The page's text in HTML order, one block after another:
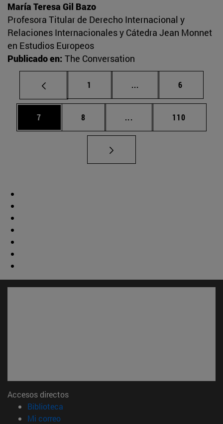
María Teresa Gil Bazo
Profesora Titular de Derecho Internacional y
Relaciones Internacionales y Cátedra Jean Monnet
en Estudios Europeos
Publicado en: The Conversation
Página
1 ... Páginas intermedias
Página
6
Página
7 Página
8 ... Páginas intermedias
Página
110
Accesos directos
Biblioteca
Mi correo(abre en nueva ventana)